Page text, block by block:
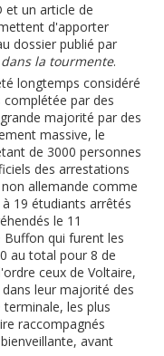
et un article de
d'apporter
dossier publié par
la tourmente.
longtemps considéré
par des
majorité par des
massive, le
de 3000 personnes
des arrestations
allemande comme
19 étudiants arrêtés
le 11
Buffon qui furent les
au total pour 8 de
ceux de Voltaire,
leur majorité des
les plus
raccompagnés
avant